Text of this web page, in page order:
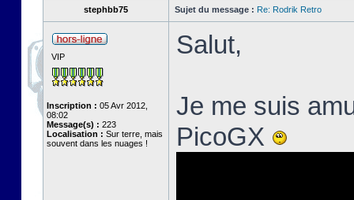
stephbb75 Sujet du message : Re: Rodrik Retro
VIP
Inscription : 05 Avr 2012,
08:02
Message(s) : 223
Localisation : Sur terre, mais
souvent dans les nuages !
Salut,
Je me suis
PicoGX